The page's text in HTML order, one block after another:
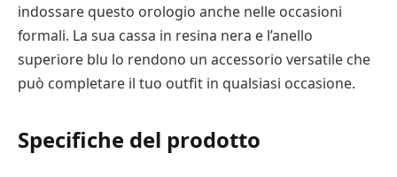
indossare questo orologio anche nelle occasioni
formali. La sua cassa in resina nera e l’anello
superiore blu lo rendono un accessorio versatile che
può completare il tuo outfit in qualsiasi occasione.
Specifiche del prodotto